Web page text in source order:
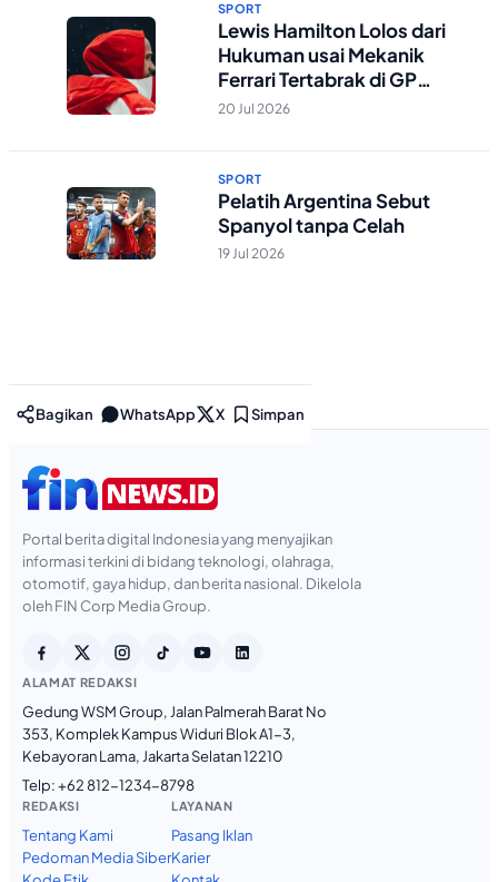
SPORT
Lewis Hamilton Lolos dari
Hukuman usai Mekanik
Ferrari Tertabrak di GP
Belgia
20 Jul 2026
SPORT
Pelatih Argentina Sebut
Spanyol tanpa Celah
19 Jul 2026
Bagikan WhatsApp X Simpan
Portal berita digital Indonesia yang menyajikan
informasi terkini di bidang teknologi, olahraga,
otomotif, gaya hidup, dan berita nasional. Dikelola
oleh FIN Corp Media Group.
ALAMAT REDAKSI
Gedung WSM Group, Jalan Palmerah Barat No
353, Komplek Kampus Widuri Blok A1-3,
Kebayoran Lama, Jakarta Selatan 12210
Telp:+62 812-1234-8798
REDAKSI
Tentang Kami
Pedoman Media Siber
LAYANAN
Pasang Iklan
Karier